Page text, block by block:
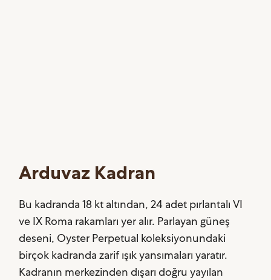
Arduvaz Kadran
Bu kadranda 18 kt altından, 24 adet pırlantalı VI
ve IX Roma rakamları yer alır. Parlayan güneş
deseni, Oyster Perpetual koleksiyonundaki
birçok kadranda zarif ışık yansımaları yaratır.
Kadranın merkezinden dışarı doğru yayılan